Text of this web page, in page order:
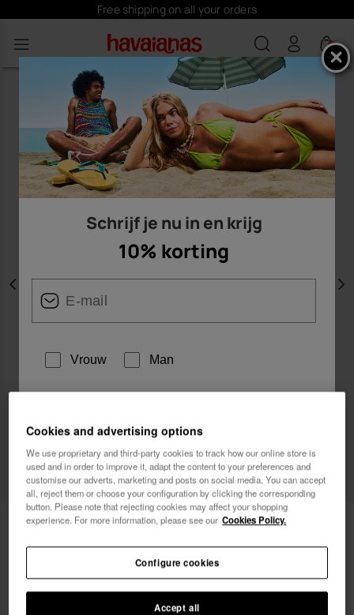
Free shipping on all your orders
0
Vorige
Havaianas Bikinibroekje Classic Fit
Classic
Al je bestellingen GRATIS BEZORGD
Schrijf je nu in en krijg
10% korting
Vrouw Man
reclamemededelingen ontvangen. Ik heb het
ik wil 10% korting
Cookies and advertising options
We use proprietary and third-party cookies to track how our online store is
used and in order to improve it, adapt the content to your preferences and
customise our adverts, marketing and posts on social media. You can accept
all, reject them or choose your configuration by clicking the corresponding
button. Please note that rejecting cookies may affect your shopping
experience. For more information, please see our Cookies Policy.
Accept all
Configure cookies